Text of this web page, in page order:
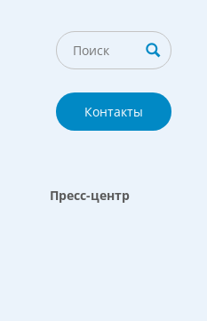
Контакты
Пресс-центр